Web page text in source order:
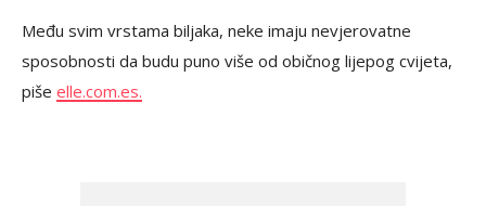
Među svim vrstama biljaka, neke imaju nevjerovatne
sposobnosti da budu puno više od običnog lijepog cvijeta,
piše elle.com.es.